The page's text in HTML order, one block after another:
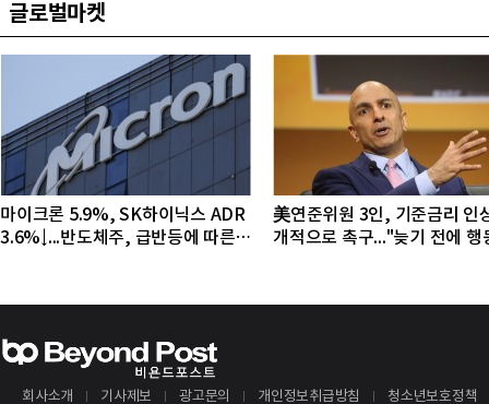
글로벌마켓
마이크론 5.9%, SK하이닉스 ADR
3.6%↓...반도체주, 급반등에 따른
美연준위원 3인, 기준금리 인
개적으로 촉구..."늦기 전에 행
회사소개 기사제보 광고문의 개인정보취급방침 청소년보호정책